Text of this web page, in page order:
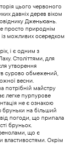
цього червоного
давніх дерев віком
Дженьюань.
просто природнім
можливих осередком
і є одним з
Століттями, для
утворення
сурово обмежений,
весни.
потрібній майстру
легке пурпурове
не є ознакою
бруньки на більший
погоди, що припала
бруньок.
що є
властивостями. Окрім